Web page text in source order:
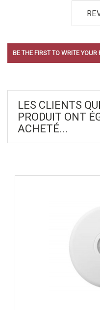
BE THE FIRST TO WRITE YOUR
LES CLIENTS
PRODUIT ONT
ACHETÉ...